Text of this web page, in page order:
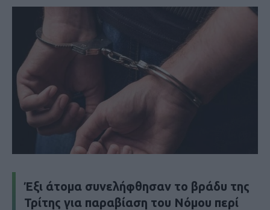
Έξι άτομα συνελήφθησαν το βράδυ της
Τρίτης για παραβίαση του Νόμου περί